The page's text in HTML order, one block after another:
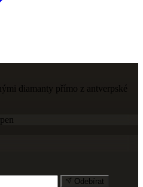
diamanty přímo z antverpské
Odebírat